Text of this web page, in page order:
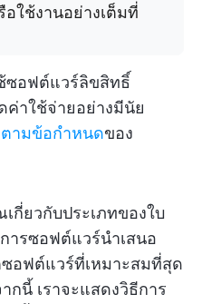
ใช้งานอย่างเต็มที่
ซอฟต์แวร์ลิขสิทธิ์
ค่าใช้จ่ายอย่างมีนัย
ามข้อกำหนดของ
กี่ยวกับประเภทของใบ
รซอฟต์แวร์นำเสนอ
อฟต์แวร์ที่เหมาะสมที่สุด
นี้ เราจะแสดงวิธีการ